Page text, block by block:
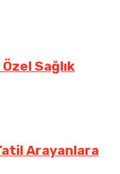
Sağlık
Arayanlara